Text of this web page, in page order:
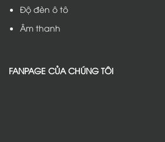
Độ đèn ô tô
Âm thanh
FANPAGE CỦA CHÚNG TÔI